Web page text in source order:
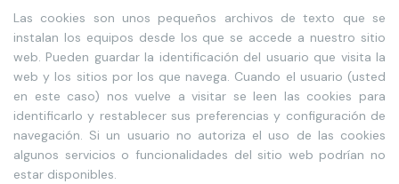
Las cookies son unos pequeños archivos de texto que se
instalan los equipos desde los que se accede a nuestro sitio
web. Pueden guardar la identificación del usuario que visita la
web y los sitios por los que navega. Cuando el usuario (usted
en este caso) nos vuelve a visitar se leen las cookies para
identificarlo y restablecer sus preferencias y configuración de
navegación. Si un usuario no autoriza el uso de las cookies
algunos servicios o funcionalidades del sitio web podrían no
estar disponibles.